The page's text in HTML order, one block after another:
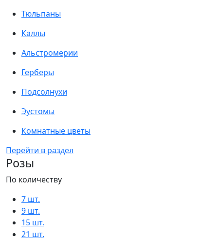
Тюльпаны
Каллы
Альстромерии
Герберы
Подсолнухи
Эустомы
Комнатные цветы
Перейти в раздел
Розы
По количеству
7 шт.
9 шт.
15 шт.
21 шт.